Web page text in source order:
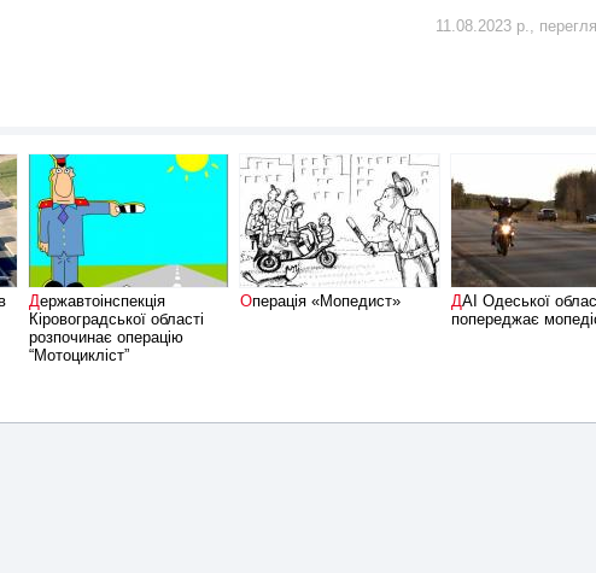
11.08.2023 р.,
Державтоінспекція
Кіровоградської області
розпочинає операцію
“Мотоцикліст”
Операція «Мопедист»
ДАІ Одеської області
попереджає